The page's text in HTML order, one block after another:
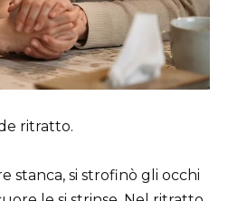
ritratto.
stanca, si strofinò gli occhi